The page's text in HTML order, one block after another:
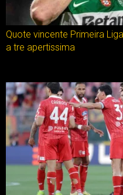
Quote vincente Primeira
a tre apertissima